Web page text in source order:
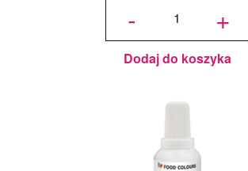
-
Gel -
Dusky
Wilderness
- Oliwkowy
20 g
+
Dodaj do koszyka